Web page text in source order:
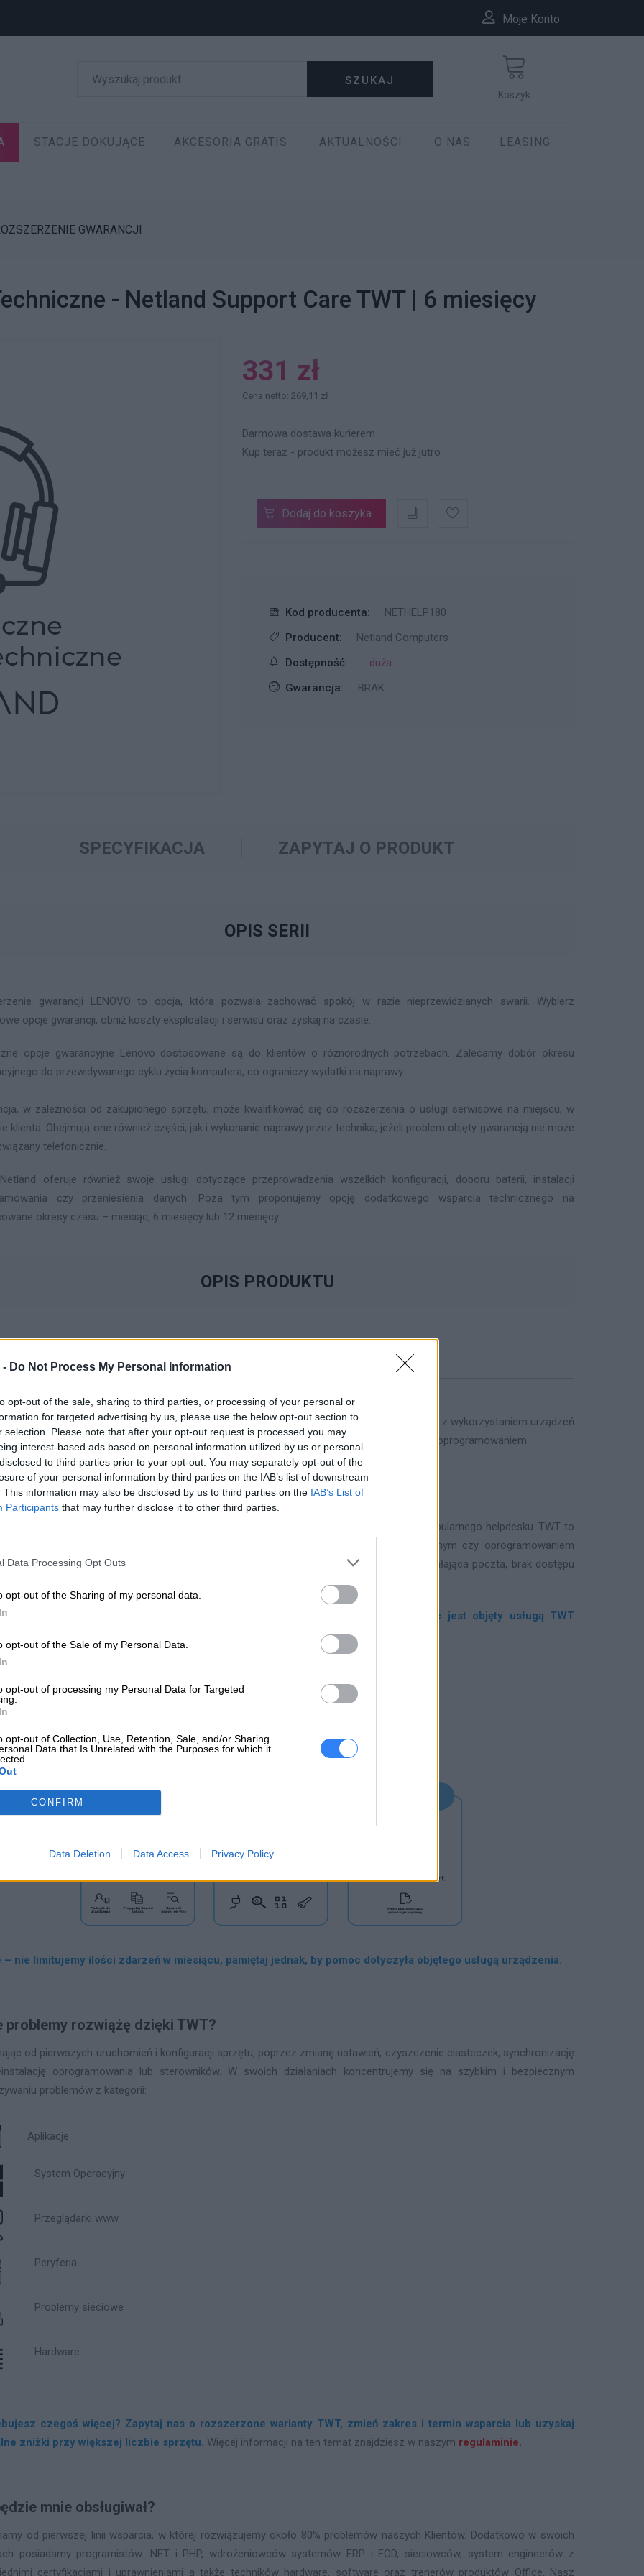
- Do Not Process My Personal Information
opt-out of the sale, sharing to third parties, or processing of your personal or
for targeted advertising by us, please use the below opt-out section to
selection. Please note that after your opt-out request is processed you may
interest-based ads based on personal information utilized by us or personal
to third parties prior to your opt-out. You may separately opt-out of the
of your personal information by third parties on the IAB’s list of downstream
This information may also be disclosed by us to third parties on the IAB’s List of
Participants that may further disclose it to other third parties.
Data Processing Opt Outs
opt-out of the Sharing of my personal data.
opt-out of the Sale of my Personal Data.
opt-out of processing my Personal Data for Targeted
opt-out of Collection, Use, Retention, Sale, and/or Sharing
Data that Is Unrelated with the Purposes for which it
CONFIRM
Data Deletion Data Access Privacy Policy
Moje Konto
SZUKAJ
Koszyk
STACJE DOKUJĄCE AKCESORIA GRATIS AKTUALNOŚCI O NAS LEASING
GWARANCJI
- Netland Support Care TWT | 6 miesięcy
331 zł
Cena netto: 269,11 zł
Darmowa dostawa kurierem
Kup teraz - produkt możesz mieć już jutro
Dodaj do koszyka
Kod producenta:
NETHELP180
Producent:
Netland Computers
Dostępność:
duża
Gwarancja:
BRAK
SPECYFIKACJA ZAPYTAJ O PRODUKT
OPIS SERII
gwarancji LENOVO to opcja, która pozwala zachować spokój w razie nieprzewidzianych awarii. Wybierz
opcje gwarancji, obniż koszty eksploatacji i serwisu oraz zyskaj na czasie.
opcje gwarancyjne Lenovo dostosowane są do klientów o różnorodnych potrzebach. Zalecamy dobór okresu
do przewidywanego cyklu życia komputera, co ograniczy wydatki na naprawy.
w zależności od zakupionego sprzętu, może kwalifikować się do rozszerzenia o usługi serwisowe na miejscu, w
klienta. Obejmują one również części, jak i wykonanie naprawy przez technika, jeżeli problem objęty gwarancją nie może
telefonicznie.
oferuje również swoje usługi dotyczące przeprowadzenia wszelkich konfiguracji, doboru baterii, instalacji
czy przeniesienia danych. Poza tym proponujemy opcję dodatkowego wsparcia technicznego na
okresy czasu – miesiąc, 6 miesięcy lub 12 miesięcy.
OPIS PRODUKTU
PAKIET 6 MIESIĘCY OSZCZĘDZASZ 49ZŁ!
Wsparcie Techniczne, w skrócie TWT, to sposób na efektywną i bezproblemową pracę z wykorzystaniem urządzeń
biurze. Skorzystaj z usługi TWT i nie przejmuj się problemami technicznymi ze sprzętem i oprogramowaniem.
jest usługa TWT?
skrót od Telefonicznego Wsparcia Technicznego, naszej autorskiej usługi, podobnej do popularnego helpdesku. TWT to
zdalna dla użytkowników w sytuacjach kryzysowych ze sprzętem, systemem operacyjnym czy oprogramowaniem
Są to najczęściej problemy dotyczące działania pojedynczej stacji roboczej (np. niedziałająca poczta, brak dostępu
nas przetestować? Każdy z kupionych u nas laptopów przez pierwszy miesiąc jest objęty usługą TWT
działa? – W trzech prostych krokach!
– nie limitujemy ilości zdarzeń w miesiącu, pamiętaj jednak, by pomoc dotyczyła objętego usługą urządzenia.
problemy rozwiążę dzięki TWT?
od pierwszych uruchomień i konfiguracji sprzętu, poprzez zmianę ustawień, czyszczenie ciasteczek, synchronizację
oprogramowania lub sterowników. W swoich działaniach koncentrujemy się na szybkim i bezpiecznym
problemów z kategorii:
Aplikacje
System Operacyjny
Przeglądarki www
Peryferia
Problemy sieciowe
Hardware
czegoś więcej? Zapytaj nas o rozszerzone warianty TWT, zmień zakres i termin wsparcia lub uzyskaj
zniżki przy większej liczbie sprzętu. Więcej informacji na ten temat znajdziesz w naszym regulaminie.
mnie obsługiwał?
od pierwszej linii wsparcia, w której rozwiązujemy około 80% problemów naszych Klientów. Dodatkowo w swoich
posiadamy programistów .NET i PHP, wdrożeniowców systemów ERP i EOD, sieciowców, system engineerów z
certyfikacjami i uprawnieniami a także techników hardware, software oraz trenerów produktów Office. Nasz